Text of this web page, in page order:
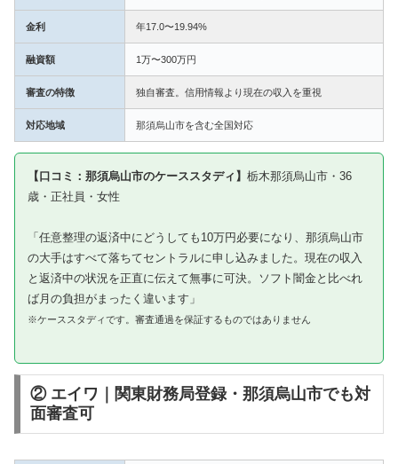
金利 年17.0〜19.94%
融資額 1万〜300万円
審査の特徴 独自審査。信用情報より現在の収入を重視
対応地域 那須烏山市を含む全国対応
【口コミ：那須烏山市のケーススタディ】 栃木那須烏山市・36
歳・正社員・女性
「任意整理の返済中にどうしても10万円必要になり、那須烏山市
の大手はすべて落ちてセントラルに申し込みました。現在の収入
と返済中の状況を正直に伝えて無事に可決。ソフト闇金と比べれ
ば月の負担がまったく違います」
※ケーススタディです。審査通過を保証するものではありません
② エイワ｜関東財務局登録・那須烏山市でも対
面審査可